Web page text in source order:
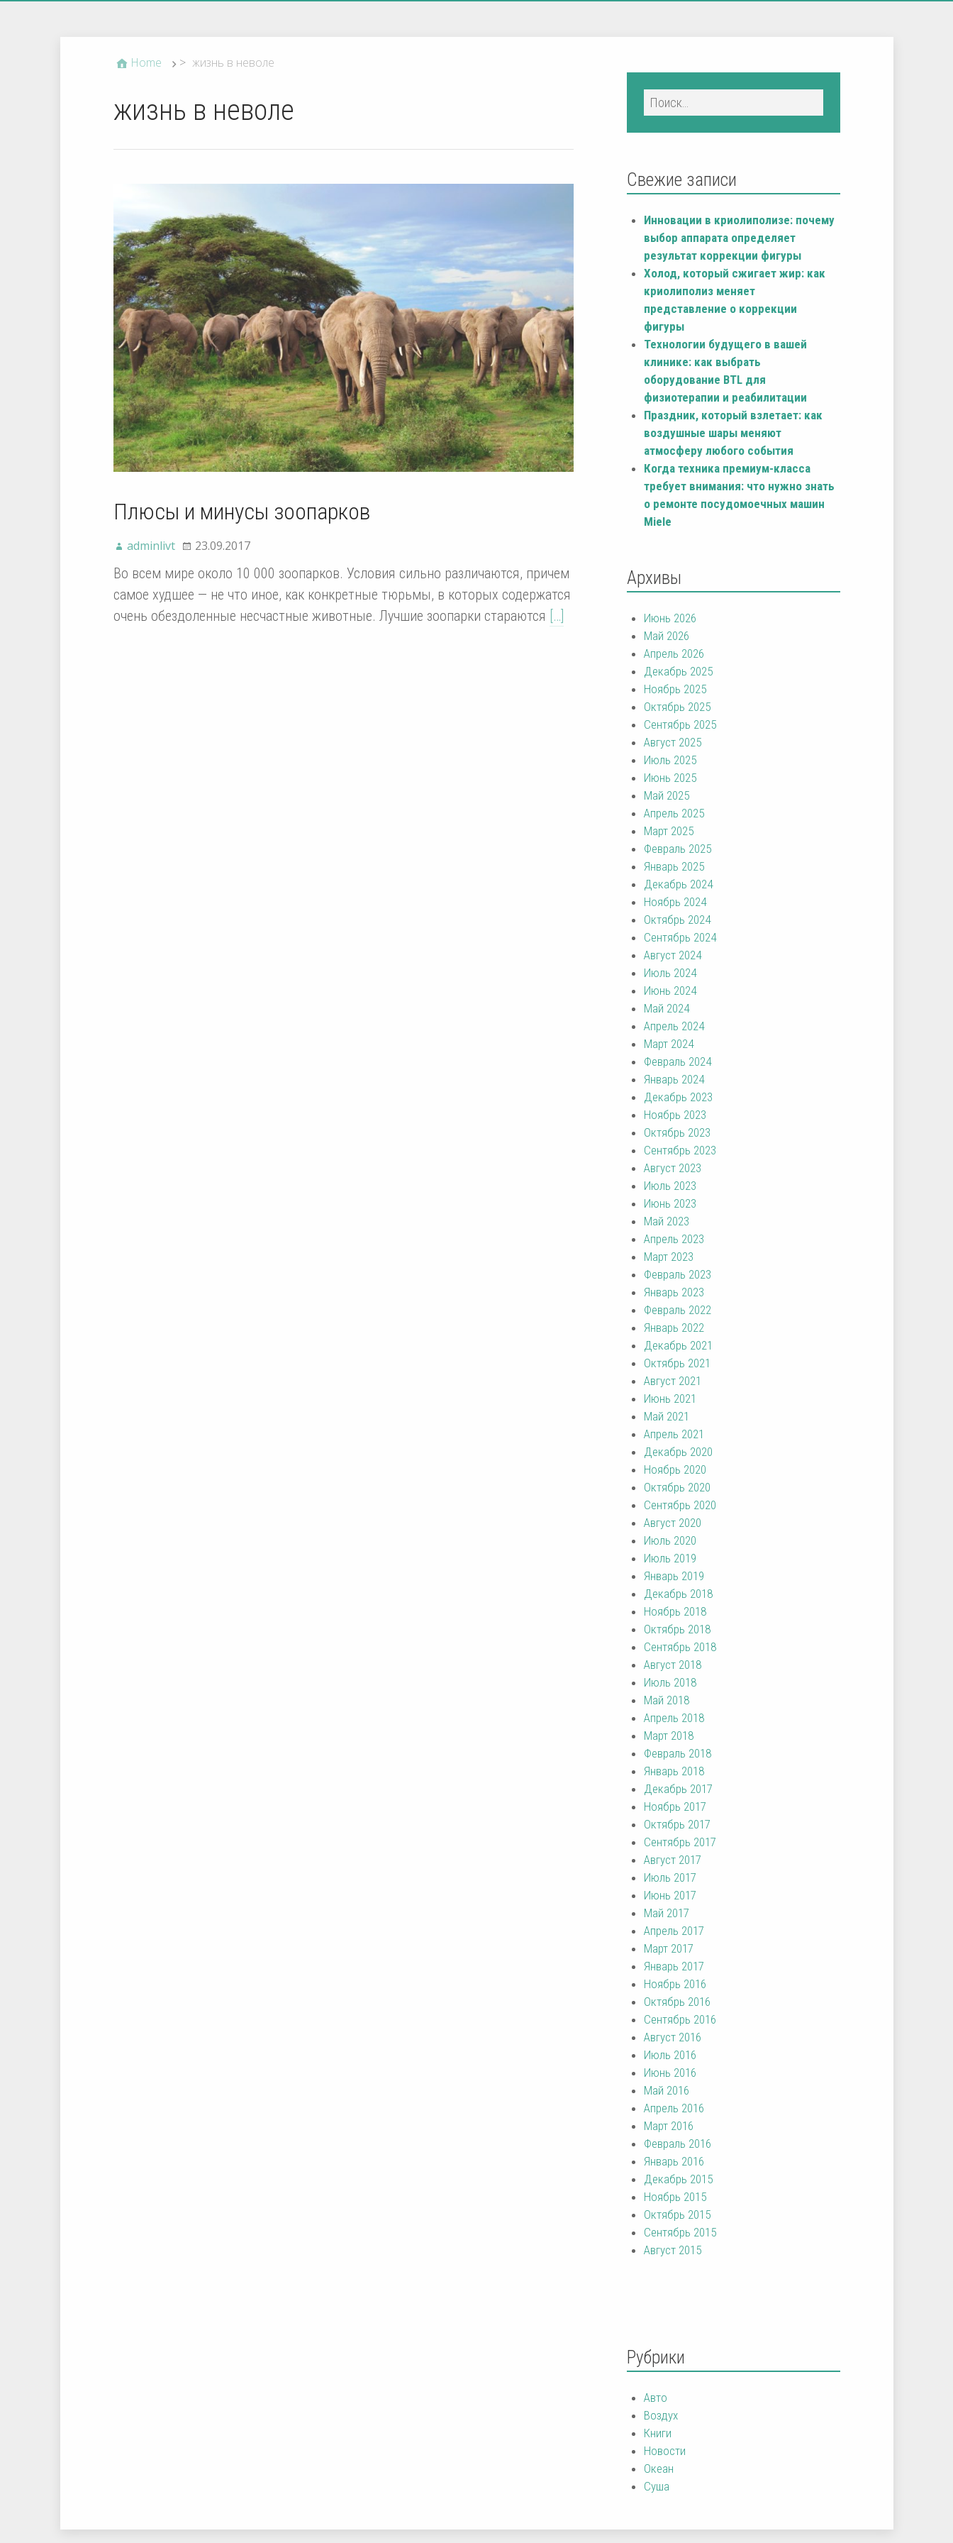
Home > жизнь в неволе
жизнь в неволе
Плюсы и минусы зоопарков
adminlivt 23.09.2017
Во всем мире около 10 000 зоопарков. Условия сильно различаются, причем
самое худшее — не что иное, как конкретные тюрьмы, в которых содержатся
очень обездоленные несчастные животные. Лучшие зоопарки стараются […]
Свежие записи
Инновации в криолиполизе: почему
выбор аппарата определяет
результат коррекции фигуры
Холод, который сжигает жир: как
криолиполиз меняет
представление о коррекции
фигуры
Технологии будущего в вашей
клинике: как выбрать
оборудование BTL для
физиотерапии и реабилитации
Праздник, который взлетает: как
воздушные шары меняют
атмосферу любого события
Когда техника премиум-класса
требует внимания: что нужно знать
о ремонте посудомоечных машин
Miele
Архивы
Июнь 2026
Май 2026
Апрель 2026
Декабрь 2025
Ноябрь 2025
Октябрь 2025
Сентябрь 2025
Август 2025
Июль 2025
Июнь 2025
Май 2025
Апрель 2025
Март 2025
Февраль 2025
Январь 2025
Декабрь 2024
Ноябрь 2024
Октябрь 2024
Сентябрь 2024
Август 2024
Июль 2024
Июнь 2024
Май 2024
Апрель 2024
Март 2024
Февраль 2024
Январь 2024
Декабрь 2023
Ноябрь 2023
Октябрь 2023
Сентябрь 2023
Август 2023
Июль 2023
Июнь 2023
Май 2023
Апрель 2023
Март 2023
Февраль 2023
Январь 2023
Февраль 2022
Январь 2022
Декабрь 2021
Октябрь 2021
Август 2021
Июнь 2021
Май 2021
Апрель 2021
Декабрь 2020
Ноябрь 2020
Октябрь 2020
Сентябрь 2020
Август 2020
Июль 2020
Июль 2019
Январь 2019
Декабрь 2018
Ноябрь 2018
Октябрь 2018
Сентябрь 2018
Август 2018
Июль 2018
Май 2018
Апрель 2018
Март 2018
Февраль 2018
Январь 2018
Декабрь 2017
Ноябрь 2017
Октябрь 2017
Сентябрь 2017
Август 2017
Июль 2017
Июнь 2017
Май 2017
Апрель 2017
Март 2017
Январь 2017
Ноябрь 2016
Октябрь 2016
Сентябрь 2016
Август 2016
Июль 2016
Июнь 2016
Май 2016
Апрель 2016
Март 2016
Февраль 2016
Январь 2016
Декабрь 2015
Ноябрь 2015
Октябрь 2015
Сентябрь 2015
Август 2015
Рубрики
Авто
Воздух
Книги
Новости
Океан
Суша